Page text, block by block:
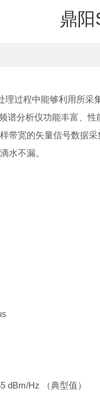
鼎
过程中能够利用所采
谱分析仪功能丰富、
带宽的矢量信号数据
水不漏。
dBm/Hz （典型值）